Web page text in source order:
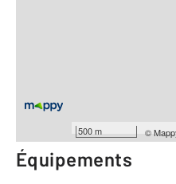
500 m ©
Année construction : 1900
Équipements